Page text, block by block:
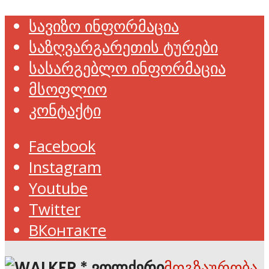
სავიზო ინფორმაცია
საზღვარგარეთის ტურები
სასარგებლო ინფორმაცია
მსოფლიო
კონტაქტი
Facebook
Instagram
Youtube
Twitter
ВКонтакте